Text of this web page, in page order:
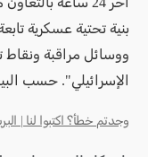
بنية تحتية عسكرية
ووسائل مراقبة
الإسرائيلي". حسب
وجدتم خطأ؟ اكتبوا لنا |